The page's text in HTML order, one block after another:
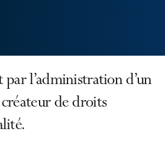
l’administration d’un
de droits